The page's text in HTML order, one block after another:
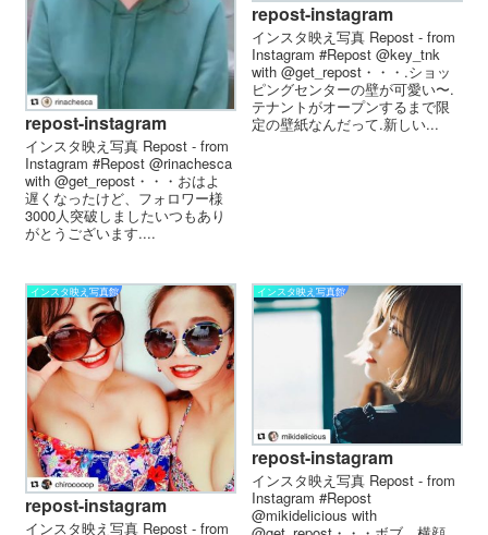
repost-instagram
インスタ映え写真 Repost - from
Instagram #Repost @rinachesca
with @get_repost・・・おはよ
遅くなったけど、フォロワー様
3000人突破しましたいつもあり
がとうございます....
repost-instagram
インスタ映え写真 Repost - from
Instagram #Repost @key_tnk
with @get_repost・・・.ショッ
ピングセンターの壁が可愛い〜.
テナントがオープンするまで限
定の壁紙なんだって.新しい...
インスタ映え写真館
repost-instagram
インスタ映え写真 Repost - from
インスタ映え写真館
repost-instagram
インスタ映え写真 Repost - from
Instagram #Repost
@mikidelicious with